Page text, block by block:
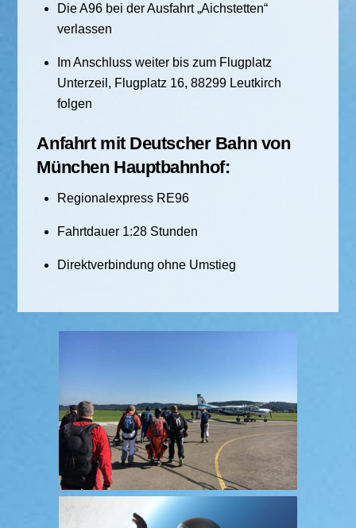
Die A96 bei der Ausfahrt „Aichstetten“
verlassen
Im Anschluss weiter bis zum Flugplatz
Unterzeil, Flugplatz 16, 88299 Leutkirch
folgen
Anfahrt mit Deutscher Bahn von
München Hauptbahnhof:
Regionalexpress RE96
Fahrtdauer 1:28 Stunden
Direktverbindung ohne Umstieg